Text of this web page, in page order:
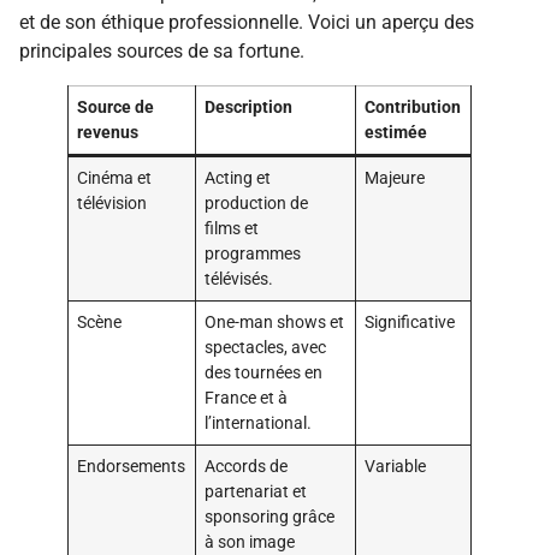
et de son éthique professionnelle. Voici un aperçu des
principales sources de sa fortune.
Source de
revenus
Description
Contribution
estimée
Cinéma et
télévision
Acting et
production de
films et
programmes
télévisés.
Majeure
Scène
One-man shows et
spectacles, avec
des tournées en
France et à
l’international.
Significative
Endorsements
Accords de
partenariat et
sponsoring grâce
à son image
Variable